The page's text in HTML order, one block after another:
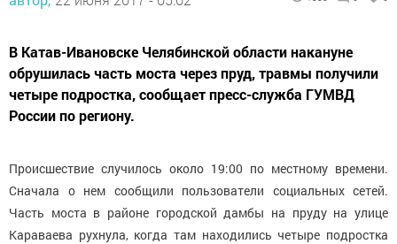
В Катав-Ивановске Челябинской области накануне
обрушилась часть моста через пруд, травмы получили
четыре подростка, сообщает пресс-служба ГУМВД
России по региону.
Происшествие случилось около 19:00 по местному времени.
Сначала о нем сообщили пользователи социальных сетей.
Часть моста в районе городской дамбы на пруду на улице
Караваева рухнула, когда там находились четыре подростка